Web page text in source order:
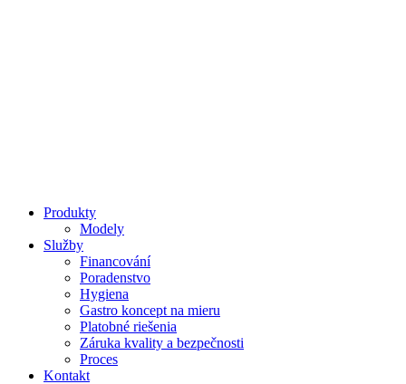
Produkty
Modely
Služby
Financování
Poradenstvo
Hygiena
Gastro koncept na mieru
Platobné riešenia
Záruka kvality a bezpečnosti
Proces
Kontakt